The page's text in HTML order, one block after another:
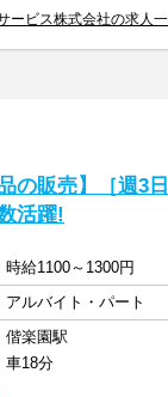
ービス株式会社の求人
の販売】［週3
活躍!
時給1100～1300円
アルバイト・パート
偕楽園駅
車18分